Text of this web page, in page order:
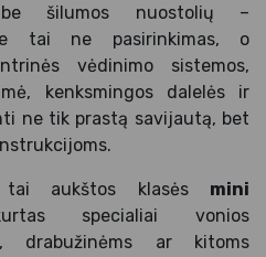
šilumos nuostolių –
tai ne pasirinkimas, o
vėdinimo sistemos,
kenksmingos dalelės ir
ne tik prastą savijautą, bet
aukštos klasės mini
specialiai vonios
drabužinėms ar kitoms